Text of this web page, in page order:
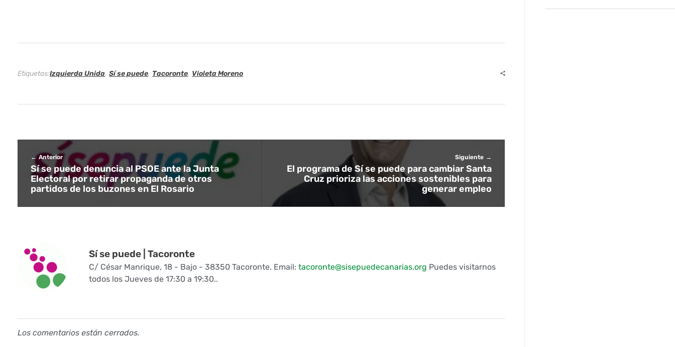
I
u
d
Etiquetas:Izquierda Unida, Sí se puede, Tacoronte, Violeta Moreno
Anterior
Sí se puede denuncia al PSOE ante la Junta
Electoral por retirar propaganda de otros
partidos de los buzones en El Rosario
Siguiente
El programa de Sí se puede para cambiar Santa
Cruz prioriza las acciones sostenibles para
generar empleo
Sí se puede | Tacoronte
C/ César Manrique, 18 - Bajo - 38350 Tacoronte. Email: tacoronte@sisepuedecanarias.org Puedes visitarnos
todos los Jueves de 17:30 a 19:30..
Los comentarios están cerrados.